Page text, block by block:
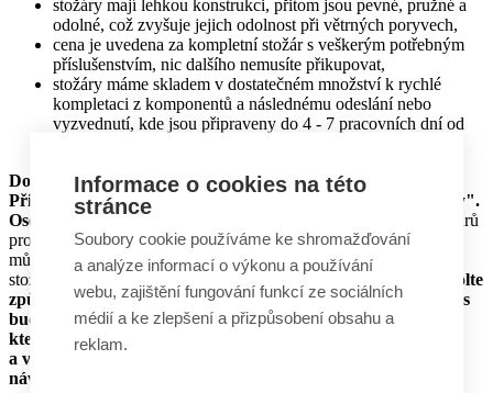
stožáry mají lehkou konstrukci, přitom jsou pevné, pružné a
odolné, což zvyšuje jejich odolnost při větrných poryvech,
cena je uvedena za kompletní stožár s veškerým potřebným
příslušenstvím, nic dalšího nemusíte přikupovat,
stožáry máme skladem v dostatečném množství k rychlé
kompletaci z komponentů a následnému odeslání nebo
vyzvednutí, kde jsou připraveny do 4 - 7 pracovních dní od
Doprava:
Při objednání vybírejte přepravu pomocí "Toptrans - stožáry".
Osobní odběr je možný v našem skladu v Brně.
Doprava stožárů
probíhá prostřednictvím přepravní společnosti Toptrans. Využít
můžete také naši vlastní dopravu (zejména v případech, kdy vám
stožáry instalujeme).
Při vyplňování e-shopové objednávky zvolte
způsob dopravy „Toptrans – stožáry“, po jejím dokončení vás
budeme neprodleně kontaktovat s upřesněním ceny dopravy,
kterou stanovujeme dle počtu objednávaných stožárů
a vzdálenosti do místa určení zásilky. Stejně tak vám zašleme
návrh ceny instalace (pokud ji požadujete).
Informace o cookies na této
stránce
Soubory cookie používáme ke shromažďování
a analýze informací o výkonu a používání
webu, zajištění fungování funkcí ze sociálních
médií a ke zlepšení a přizpůsobení obsahu a
reklam.